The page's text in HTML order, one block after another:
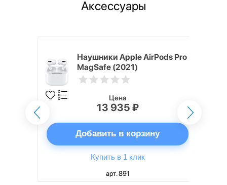
Аксессуары
Наушники Apple AirPods Pro
MagSafe (2021)
Цена
13 935 ₽
Добавить в корзину
Купить в 1 клик
арт. 891